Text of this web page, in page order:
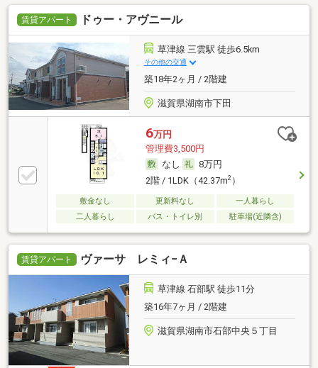
賃貸アパート ドゥー・アヴニール
草津線 三雲駅 徒歩6.5km
その他の交通
築18年2ヶ月 / 2階建
滋賀県湖南市下田
6万円
管理費3,500円
なし
8万円
2階 / 1LDK（42.37m2）
敷金なし 更新料なし
一人暮らし
二人暮らし
バス・トイレ別 駐車場(近隣含)
賃貸アパート ヴァーサ レミィ−Ａ
草津線 石部駅 徒歩11分
築16年7ヶ月 / 2階建
滋賀県湖南市石部中央５丁目